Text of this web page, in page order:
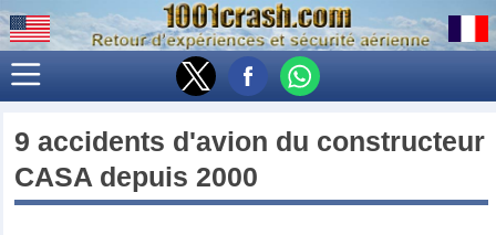
9 accidents d'avion du constructeur
CASA depuis 2000